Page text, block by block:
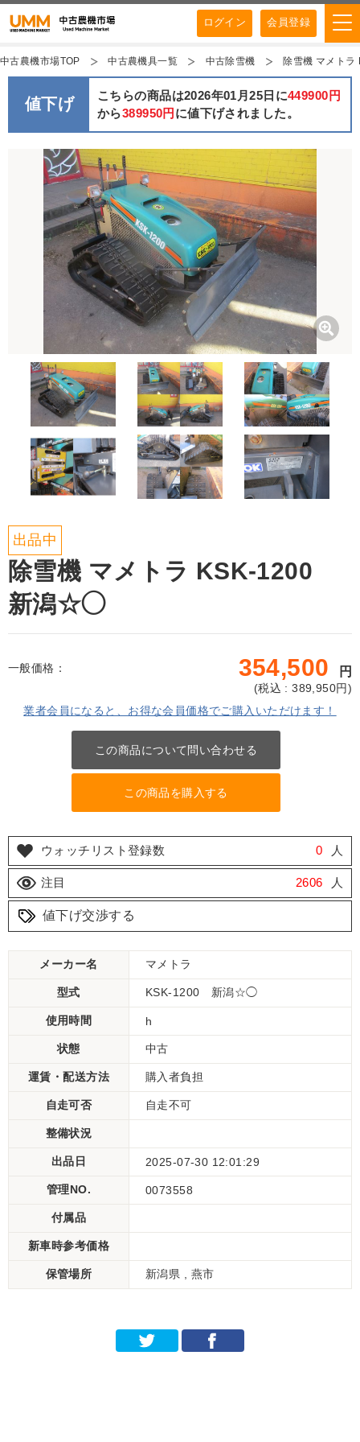
ログイン 会員登録
中古農機市場TOP 中古農機具一覧 中古除雪機 除雪機 マメト
値下げ こちらの商品は2026年01月25日に449900円
から389950円 に値下げされました。
出品中
除雪機 マメトラ KSK-1200
新潟☆◯
一般価格： 354,500 円
(税込 : 389,950円)
業者会員になると、お得な会員価格でご購入いただけます！
この商品について問い合わせる
この商品を購入する
ウォッチリスト登録数 0 人
注目 2606 人
値下げ交渉する
メーカー名 マメトラ
型式 KSK-1200 新潟☆◯
使用時間 h
状態 中古
運賃・配送方法 購入者負担
自走可否 自走不可
整備状況
出品日 2025-07-30 12:01:29
管理NO. 0073558
付属品
新車時参考価格
保管場所 新潟県 , 燕市